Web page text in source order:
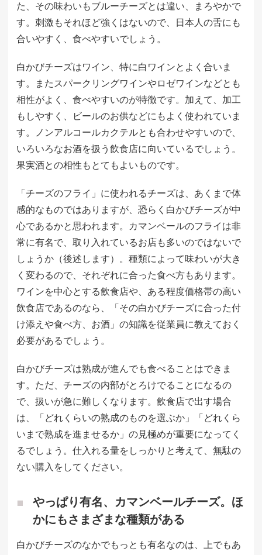
た、その味わいもブルーチーズとは違い、まろやかで
す。刺激もそれほど強くはないので、日本人の舌にも
合いやすく、食べやすいでしょう。
白かびチーズはワイン、特に白ワインとよく合いま
す。またスパークリングワインやロゼワインなどとも
相性がよく、食べやすいのが特徴です。加えて、加工
もしやすく、ビールのお供などにもよく使われていま
す。ノンアルコールカクテルとも合わせやすいので、
いろいろなお酒を扱う飲食店に向いているでしょう。
果実酒との相性もとてもよいものです。
「チーズのフライ」に使われるチーズは、あくまで体
感的なものではありますが、恐らく白かびチーズが中
心であるかと思われます。カマンベールのフライは非
常に有名で、取り入れているお店も多いのではないで
しょうか（後述します）。種類によって味わいが大き
く変わるので、それぞれに合った食べ方もあります。
ワインを中心とする飲食店や、ある程度価格帯の高い
飲食店であるのなら、「その白かびチーズに合った付
け添えや食べ方、お酒」の知識を従業員に教えておく
必要があるでしょう。
白かびチーズは熟成が進んでも食べることはできま
す。ただ、チーズの内部がとろけでることになるの
で、扱いが急に難しくなります。飲食店で出す場合
は、「どれくらいの熟成のものを選ぶか」「どれくら
いまで熟成を進ませるか」の見極めが重要になってく
るでしょう。仕入れる量をしっかりと考えて、無駄の
ない購入をしてください。
やっぱり有名、カマンベールチーズ。ほ
かにもさまざまな種類がある
白かびチーズのなかでもっとも有名なのは、上でもあ